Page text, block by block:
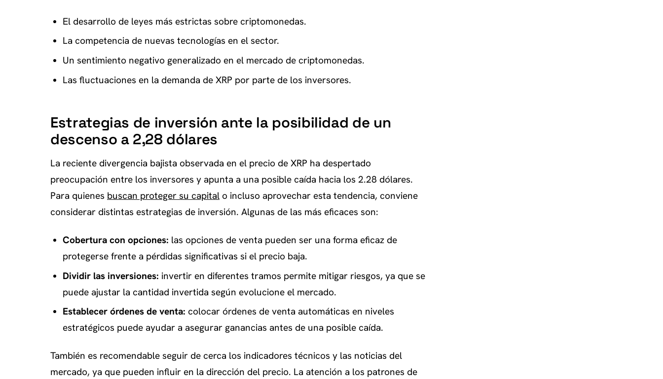
El desarrollo de leyes más estrictas sobre criptomonedas.
La competencia de nuevas tecnologías en el sector.
Un sentimiento negativo generalizado en el mercado de criptomonedas.
Las fluctuaciones en la demanda de XRP por parte de los inversores.
Estrategias de inversión ante la posibilidad de un
descenso a 2,28 dólares
La reciente divergencia bajista observada en el precio de XRP ha despertado
preocupación entre los inversores y apunta a una posible caída hacia los 2.28 dólares.
Para quienes buscan proteger su capital o incluso aprovechar esta tendencia, conviene
considerar distintas estrategias de inversión. Algunas de las más eficaces son:
Cobertura con opciones: las opciones de venta pueden ser una forma eficaz de
protegerse frente a pérdidas significativas si el precio baja.
Dividir las inversiones: invertir en diferentes tramos permite mitigar riesgos, ya que se
puede ajustar la cantidad invertida según evolucione el mercado.
Establecer órdenes de venta: colocar órdenes de venta automáticas en niveles
estratégicos puede ayudar a asegurar ganancias antes de una posible caída.
También es recomendable seguir de cerca los indicadores técnicos y las noticias del
mercado, ya que pueden influir en la dirección del precio. La atención a los patrones de